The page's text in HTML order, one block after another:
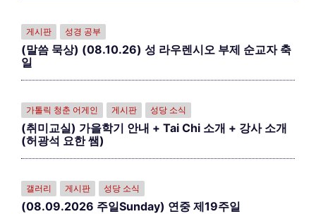
게시판 성경 공부
(말씀 묵상) (08.10.26) 성 라우렌시오 부제 순교자 축
일
가톨릭 청춘 어게인 게시판 성당 소식
(취미교실) 가을학기 안내 + Tai Chi 소개 + 강사 소개
(허광석 요한 쌤)
갤러리 게시판 성당 소식
(08.09.2026 주일Sunday) 연중 제19주일